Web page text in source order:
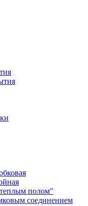
полом"
соединением